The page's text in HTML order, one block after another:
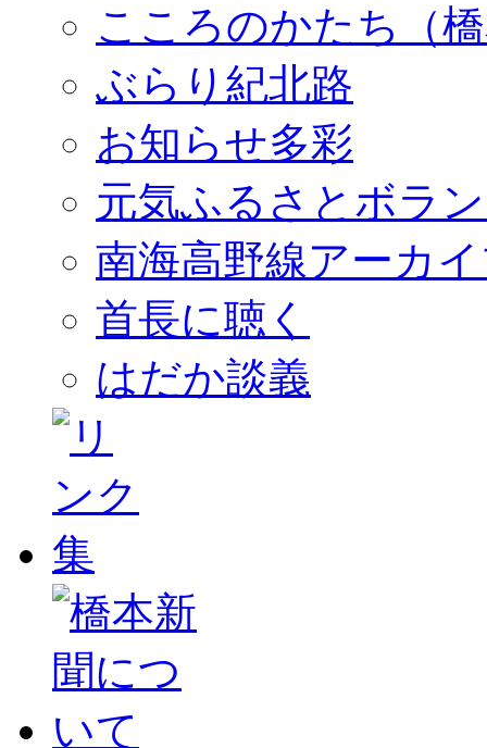
こころのかたち（
ぶらり紀北路
お知らせ多彩
元気ふるさとボラ
南海高野線アーカ
首長に聴く
はだか談義